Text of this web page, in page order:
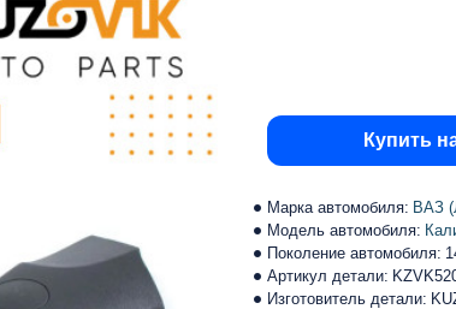
Марка автомобиля: ВАЗ
Модель автомобиля:
Поколение автомобиля:
Артикул детали:
Изготовитель детали:
Купить